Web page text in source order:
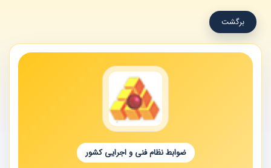
برگشت
ضوابط نظام فنی و اجرایی کشور